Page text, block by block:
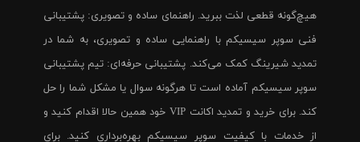
هیچ‌گونه قطعی لذت ببرید. راهنمای ساده و تصویری: پشتیبانی
فنی سوپر سیسیکم با راهنمایی ساده و تصویری، به شما در
تمدید شیرینگ کمک می‌کند. پشتیبانی حرفه‌ای: تیم پشتیبانی
سوپر سیسیکم آماده است تا هرگونه سوال یا مشکل شما را حل
کند. برای خرید و تمدید اکانت VIP خود همین حالا اقدام کنید و
از خدمات با کیفیت سوپر سیسیکم بهره‌برداری کنید. برای